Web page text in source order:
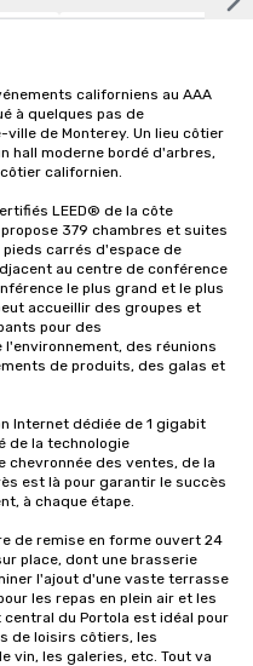
californiens au AAA
à quelques pas de
de Monterey. Un lieu côtier
hall moderne bordé d'arbres,
californien.
LEED® de la côte
379 chambres et suites
carrés d'espace de
au centre de conférence
le plus grand et le plus
accueillir des groupes et
pour des
des réunions
de produits, des galas et
Internet dédiée de 1 gigabit
de la technologie
chevronnée des ventes, de la
est là pour garantir le succès
à chaque étape.
de remise en forme ouvert 24
place, dont une brasserie
l'ajout d'une vaste terrasse
les repas en plein air et les
du Portola est idéal pour
de loisirs côtiers, les
vin, les galeries, etc. Tout va